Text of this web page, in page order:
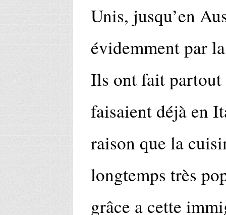
Unis, jusqu’en
évidemment par
Ils ont fait partout
faisaient déjà en
raison que la
longtemps très
grâce a cette